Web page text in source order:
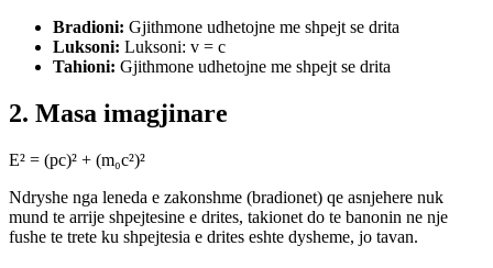
Bradioni: Gjithmone udhetojne me shpejt se drita
Luksoni: Luksoni: v = c
Tahioni: Gjithmone udhetojne me shpejt se drita
2. Masa imagjinare
E² = (pc)² + (m₀c²)²
Ndryshe nga leneda e zakonshme (bradionet) qe asnjehere nuk
mund te arrije shpejtesine e drites, takionet do te banonin ne nje
fushe te trete ku shpejtesia e drites eshte dysheme, jo tavan.